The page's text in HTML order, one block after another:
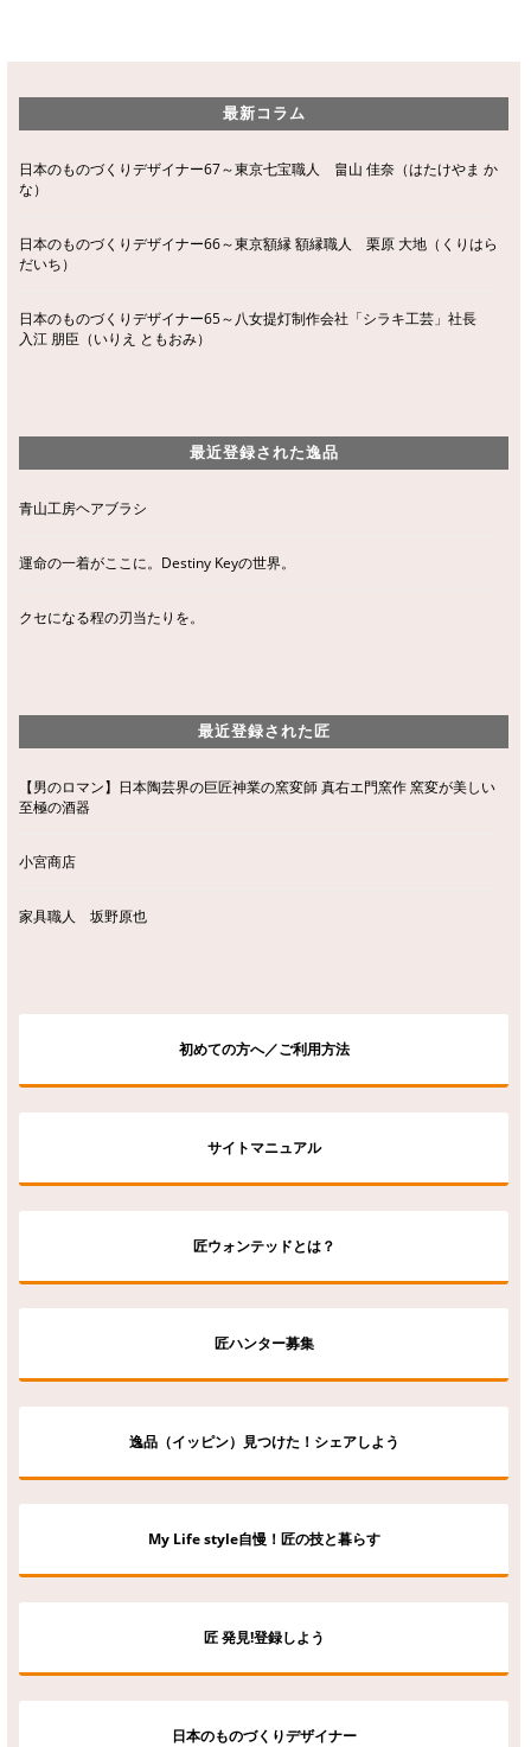
最新コラム
日本のものづくりデザイナー67～東京七宝職人 畠山 佳奈（はたけやま か
な）
日本のものづくりデザイナー66～東京額縁 額縁職人 栗原 大地（くりはら
だいち）
日本のものづくりデザイナー65～八女提灯制作会社「シラキ工芸」社長
入江 朋臣（いりえ ともおみ）
最近登録された逸品
青山工房ヘアブラシ
運命の一着がここに。Destiny Keyの世界。
クセになる程の刃当たりを。
最近登録された匠
【男のロマン】日本陶芸界の巨匠神業の窯変師 真右エ門窯作 窯変が美しい
至極の酒器
小宮商店
家具職人 坂野原也
初めての方へ／ご利用方法
サイトマニュアル
匠ウォンテッドとは？
匠ハンター募集
逸品（イッピン）見つけた！シェアしよう
My Life style自慢！匠の技と暮らす
匠 発見!登録しよう
日本のものづくりデザイナー